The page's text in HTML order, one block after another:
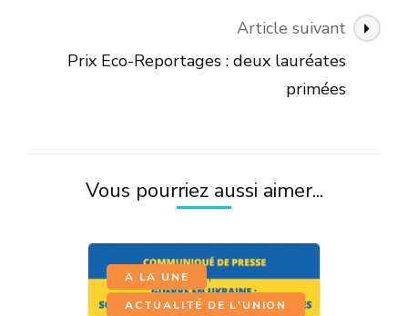
Article suivant
Prix Eco-Reportages : deux lauréates
primées
Vous pourriez aussi aimer...
A LA UNE ,
ACTUALITÉ DE L'UNION